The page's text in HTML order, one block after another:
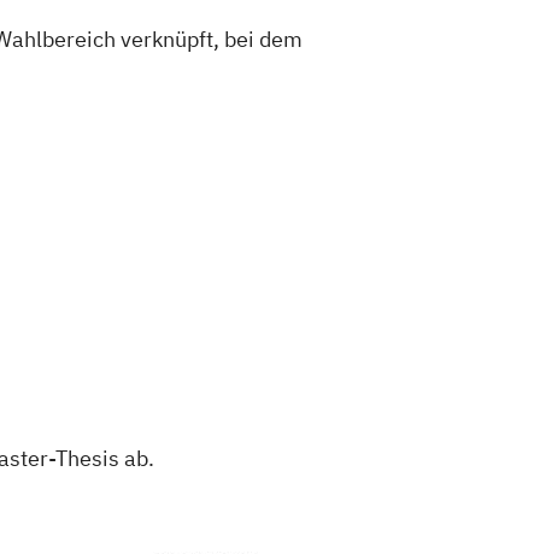
verknüpft, bei dem
Thesis ab.